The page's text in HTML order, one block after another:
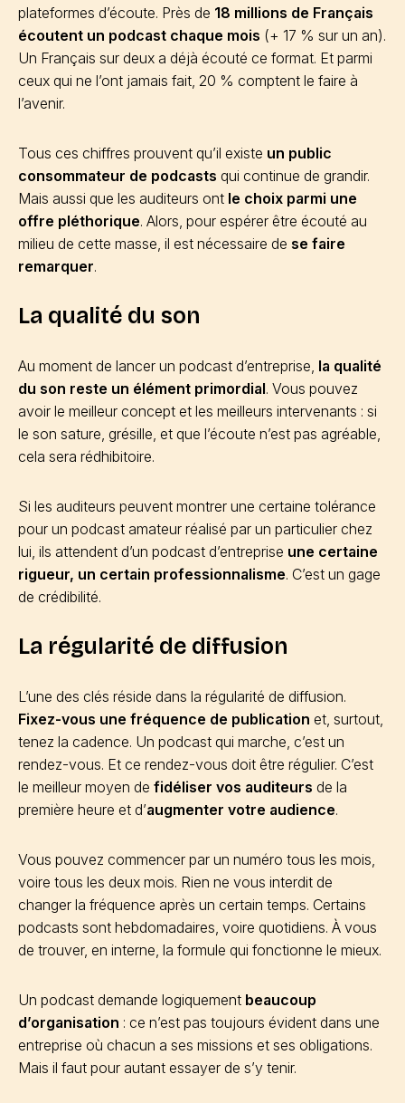
plateformes d’écoute. Près de 18 millions de Français
écoutent un podcast chaque mois (+ 17 % sur un an).
Un Français sur deux a déjà écouté ce format. Et parmi
ceux qui ne l’ont jamais fait, 20 % comptent le faire à
l’avenir.
Tous ces chiffres prouvent qu’il existe un public
consommateur de podcasts qui continue de grandir.
Mais aussi que les auditeurs ont le choix parmi une
offre pléthorique. Alors, pour espérer être écouté au
milieu de cette masse, il est nécessaire de se faire
remarquer.
La qualité du son
Au moment de lancer un podcast d’entreprise, la qualité
du son reste un élément primordial. Vous pouvez
avoir le meilleur concept et les meilleurs intervenants : si
le son sature, grésille, et que l’écoute n’est pas agréable,
cela sera rédhibitoire.
Si les auditeurs peuvent montrer une certaine tolérance
pour un podcast amateur réalisé par un particulier chez
lui, ils attendent d’un podcast d’entreprise une certaine
rigueur, un certain professionnalisme. C’est un gage
de crédibilité.
La régularité de diffusion
L’une des clés réside dans la régularité de diffusion.
Fixez-vous une fréquence de publication et, surtout,
tenez la cadence. Un podcast qui marche, c’est un
rendez-vous. Et ce rendez-vous doit être régulier. C’est
le meilleur moyen de fidéliser vos auditeurs de la
première heure et d’augmenter votre audience.
Vous pouvez commencer par un numéro tous les mois,
voire tous les deux mois. Rien ne vous interdit de
changer la fréquence après un certain temps. Certains
podcasts sont hebdomadaires, voire quotidiens. À vous
de trouver, en interne, la formule qui fonctionne le mieux.
Un podcast demande logiquement beaucoup
d’organisation : ce n’est pas toujours évident dans une
entreprise où chacun a ses missions et ses obligations.
Mais il faut pour autant essayer de s’y tenir.